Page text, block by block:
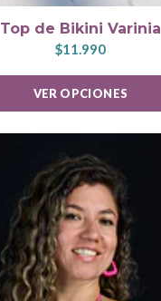
Top de Bikini Varinia
$11.990
VER OPCIONES